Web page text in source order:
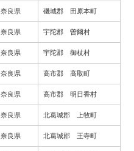
奈良県 磯城郡 田原本町
奈良県 宇陀郡 曽爾村
奈良県 宇陀郡 御杖村
奈良県 高市郡 高取町
奈良県 高市郡 明日香村
奈良県 北葛城郡 上牧町
奈良県 北葛城郡 王寺町